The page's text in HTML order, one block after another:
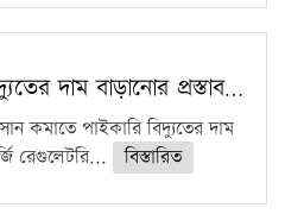
দাম বাড়ানোর প্রস্তাব…
কমাতে পাইকারি বিদ্যুতের দাম
রেগুলেটরি...
বিস্তারিত